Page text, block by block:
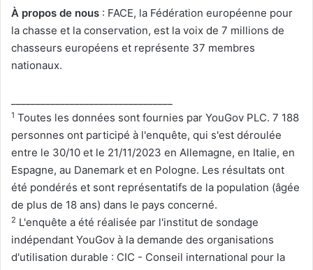
À propos de nous : FACE, la Fédération européenne pour
la chasse et la conservation, est la voix de 7 millions de
chasseurs européens et représente 37 membres
nationaux.
1 Toutes les données sont fournies par YouGov PLC. 7 188
personnes ont participé à l'enquête, qui s'est déroulée
entre le 30/10 et le 21/11/2023 en Allemagne, en Italie, en
Espagne, au Danemark et en Pologne. Les résultats ont
été pondérés et sont représentatifs de la population (âgée
de plus de 18 ans) dans le pays concerné.
2 L'enquête a été réalisée par l'institut de sondage
indépendant YouGov à la demande des organisations
d'utilisation durable : CIC - Conseil international pour la